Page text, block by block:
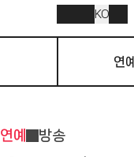
KO
연예
연예 방송